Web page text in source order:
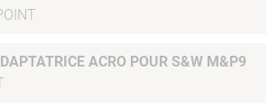
PLAQUE ADAPTATRICE ACRO POUR S&W M&P9